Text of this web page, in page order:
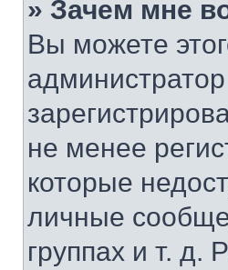
» Зачем мне
Вы можете
не менее
которые
личные
группах и т. д.